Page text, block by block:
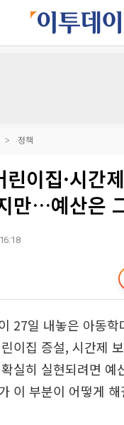
정책
린이집·시간
만…예산은
27일 내놓은 아동학
이집 증설, 시간제
실히 실현되려면 예
이 부분이 어떻게